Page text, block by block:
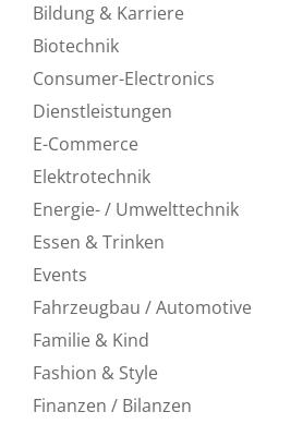
Bildung & Karriere
Biotechnik
Consumer-Electronics
Dienstleistungen
E-Commerce
Elektrotechnik
Energie- / Umwelttechnik
Essen & Trinken
Events
Fahrzeugbau / Automotive
Familie & Kind
Fashion & Style
Finanzen / Bilanzen